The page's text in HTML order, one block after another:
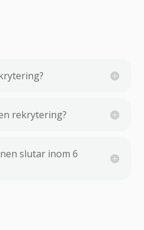
rekrytering?
slutar inom 6